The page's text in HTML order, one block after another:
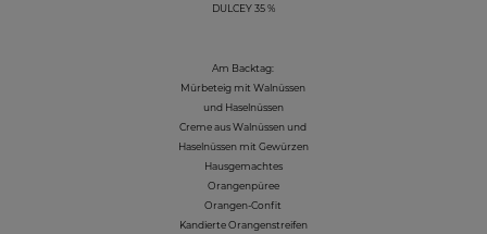
DULCEY 35 %
Am Backtag:
Mürbeteig mit Walnüssen
und Haselnüssen
Creme aus Walnüssen und
Haselnüssen mit Gewürzen
Hausgemachtes
Orangenpüree
Orangen-Confit
Kandierte Orangenstreifen